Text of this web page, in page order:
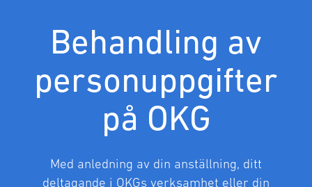
Behandling av
personuppgifter
på OKG
Med anledning av din anställning, ditt
deltagande i OKGs verksamhet eller din